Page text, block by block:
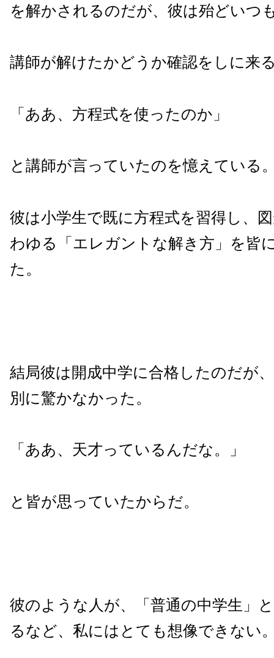
を解かされるのだが、彼は殆どいつ
講師が解けたかどうか確認をしに来
「ああ、方程式を使ったのか」
と講師が言っていたのを憶えている
彼は小学生で既に方程式を習得し、
わゆる「エレガントな解き方」を皆
た。
結局彼は開成中学に合格したのだが
別に驚かなかった。
「ああ、天才っているんだな。」
と皆が思っていたからだ。
彼のような人が、「普通の中学生」
るなど、私にはとても想像できない